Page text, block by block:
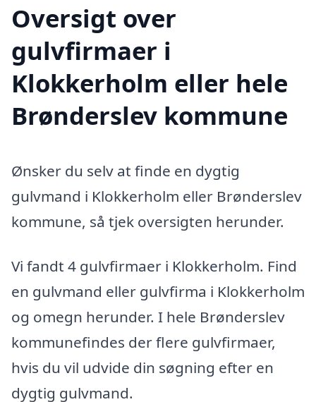
Oversigt over
gulvfirmaer i
Klokkerholm eller hele
Brønderslev kommune
Ønsker du selv at finde en dygtig
gulvmand i Klokkerholm eller Brønderslev
kommune, så tjek oversigten herunder.
Vi fandt 4 gulvfirmaer i Klokkerholm. Find
en gulvmand eller gulvfirma i Klokkerholm
og omegn herunder. I hele Brønderslev
kommunefindes der flere gulvfirmaer,
hvis du vil udvide din søgning efter en
dygtig gulvmand.